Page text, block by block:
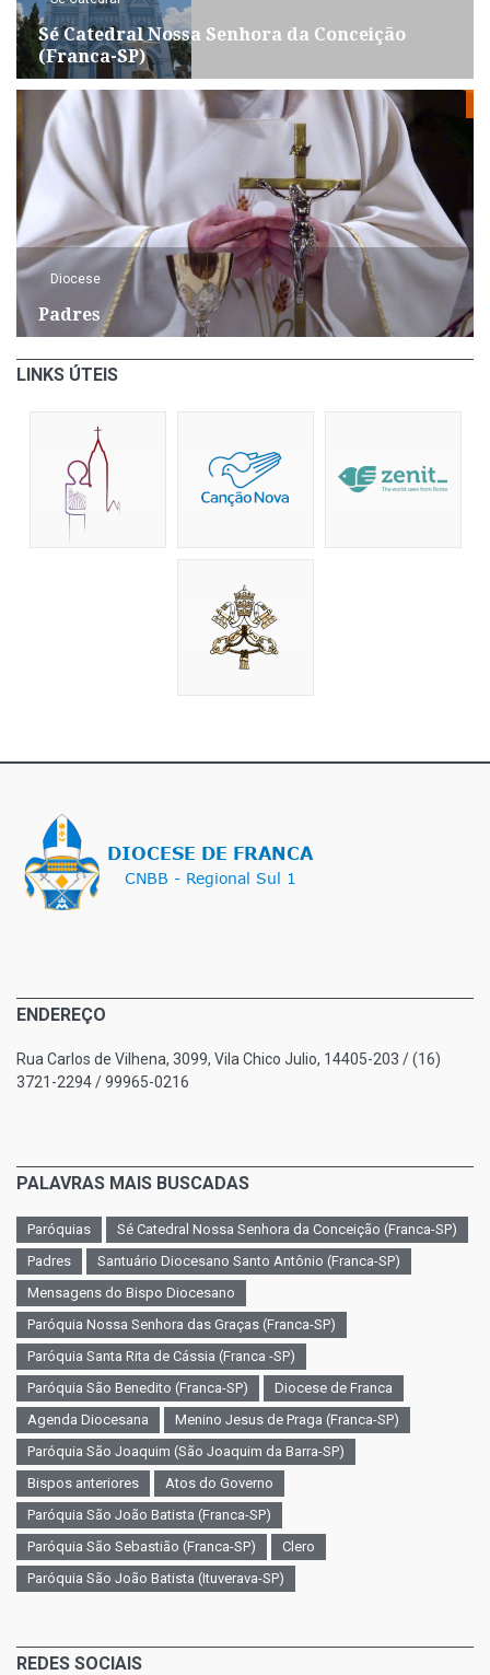
Sé Catedral Nossa Senhora da Conceição
(Franca-SP)
Diocese
Padres
LINKS ÚTEIS
ENDEREÇO
Rua Carlos de Vilhena, 3099, Vila Chico Julio, 14405-203 / (16)
3721-2294 / 99965-0216
PALAVRAS MAIS BUSCADAS
Paróquias
Sé Catedral Nossa Senhora da Conceição (Franca-SP)
Padres
Santuário Diocesano Santo Antônio (Franca-SP)
Mensagens do Bispo Diocesano
Paróquia Nossa Senhora das Graças (Franca-SP)
Paróquia Santa Rita de Cássia (Franca -SP)
Paróquia São Benedito (Franca-SP)
Diocese de Franca
Agenda Diocesana
Menino Jesus de Praga (Franca-SP)
Paróquia São Joaquim (São Joaquim da Barra-SP)
Bispos anteriores
Atos do Governo
Paróquia São João Batista (Franca-SP)
Paróquia São Sebastião (Franca-SP)
Clero
Paróquia São João Batista (Ituverava-SP)
REDES SOCIAIS